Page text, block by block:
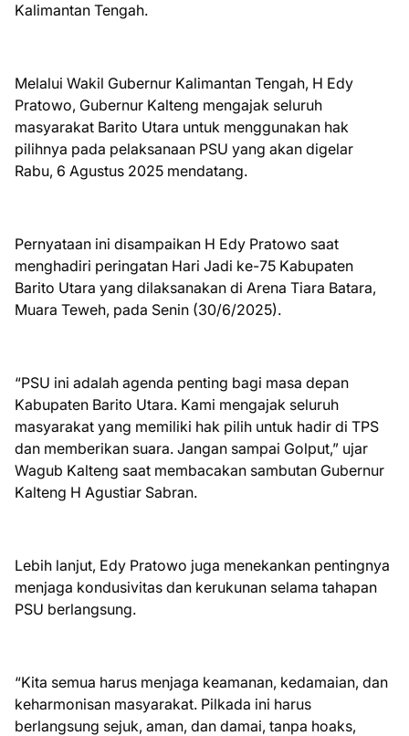
Kalimantan Tengah.
Melalui Wakil Gubernur Kalimantan Tengah, H Edy
Pratowo, Gubernur Kalteng mengajak seluruh
masyarakat Barito Utara untuk menggunakan hak
pilihnya pada pelaksanaan PSU yang akan digelar
Rabu, 6 Agustus 2025 mendatang.
Pernyataan ini disampaikan H Edy Pratowo saat
menghadiri peringatan Hari Jadi ke-75 Kabupaten
Barito Utara yang dilaksanakan di Arena Tiara Batara,
Muara Teweh, pada Senin (30/6/2025).
“PSU ini adalah agenda penting bagi masa depan
Kabupaten Barito Utara. Kami mengajak seluruh
masyarakat yang memiliki hak pilih untuk hadir di TPS
dan memberikan suara. Jangan sampai Golput,” ujar
Wagub Kalteng saat membacakan sambutan Gubernur
Kalteng H Agustiar Sabran.
Lebih lanjut, Edy Pratowo juga menekankan pentingnya
menjaga kondusivitas dan kerukunan selama tahapan
PSU berlangsung.
“Kita semua harus menjaga keamanan, kedamaian, dan
keharmonisan masyarakat. Pilkada ini harus
berlangsung sejuk, aman, dan damai, tanpa hoaks,